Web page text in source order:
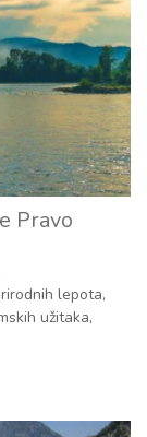
Pravo
lepota,
užitaka,